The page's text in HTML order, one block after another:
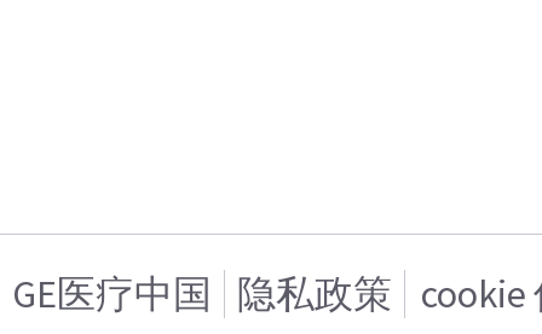
GE医疗中国 隐私政策 cookie